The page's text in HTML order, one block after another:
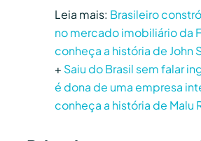
Leia mais: Brasileiro
no mercado imobiliário da
conheça a história de John
+ Saiu do Brasil sem falar
é dona de uma empresa
conheça a história de Malu